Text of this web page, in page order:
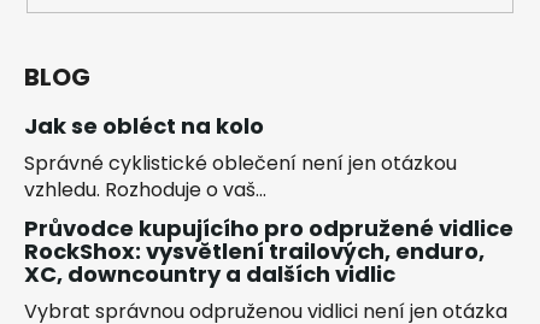
BLOG
Jak se obléct na kolo
Správné cyklistické oblečení není jen otázkou
vzhledu. Rozhoduje o vaš...
Průvodce kupujícího pro odpružené vidlice
RockShox: vysvětlení trailových, enduro,
XC, downcountry a dalších vidlic
Vybrat správnou odpruženou vidlici není jen otázka